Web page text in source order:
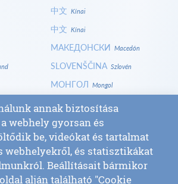
中文 Kínai
中文 Kínai
МАКЕДОНСКИ Macedón
SLOVENŠČINA Szlovén
МОНГОЛ Mongol
СРПСКИ Szerb
বাংলাBangla
SLOVENČINA Szlovák
LOGIN
annak biztosítása
webhely gyorsan és
be, videókat és tartalmat
webhelyekről, és statisztikákat
Beállításait bármikor
alján található "Cookie